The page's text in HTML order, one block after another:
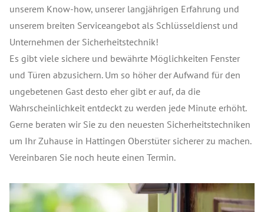
unserem Know-how, unserer langjährigen Erfahrung und
unserem breiten Serviceangebot als Schlüsseldienst und
Unternehmen der Sicherheitstechnik!
Es gibt viele sichere und bewährte Möglichkeiten Fenster
und Türen abzusichern. Um so höher der Aufwand für den
ungebetenen Gast desto eher gibt er auf, da die
Wahrscheinlichkeit entdeckt zu werden jede Minute erhöht.
Gerne beraten wir Sie zu den neuesten Sicherheitstechniken
um Ihr Zuhause in Hattingen Oberstüter sicherer zu machen.
Vereinbaren Sie noch heute einen Termin.